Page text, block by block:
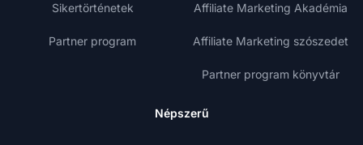
Sikertörténetek
Partner program
Affiliate Marketing Akadémia
Affiliate Marketing szószedet
Partner program könyvtár
Népszerű